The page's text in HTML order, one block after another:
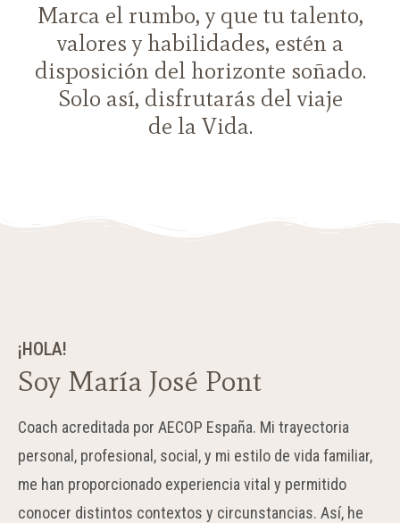
Marca el rumbo, y que tu talento,
valores y habilidades, estén a
disposición del horizonte soñado.
Solo así, disfrutarás del viaje
de la Vida.
¡HOLA!
Soy María José Pont
Coach acreditada por AECOP España. Mi trayectoria
personal, profesional, social, y mi estilo de vida familiar,
me han proporcionado experiencia vital y permitido
conocer distintos contextos y circunstancias. Así, he